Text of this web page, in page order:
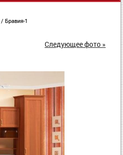
/ Бравия-1
Следующее фото »